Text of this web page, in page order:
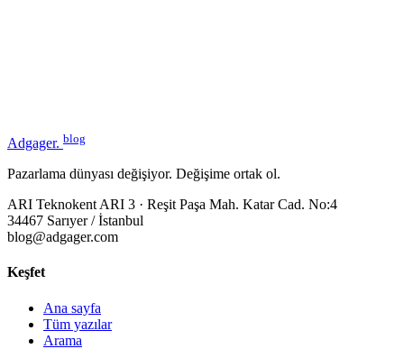
Adgager. blog
Pazarlama dünyası değişiyor. Değişime ortak ol.
ARI Teknokent ARI 3 · Reşit Paşa Mah. Katar Cad. No:4
34467 Sarıyer / İstanbul
blog@adgager.com
Keşfet
Ana sayfa
Tüm yazılar
Arama